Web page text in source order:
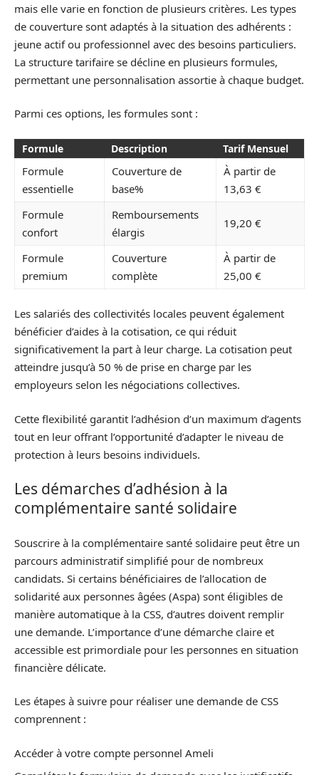
mais elle varie en fonction de plusieurs critères. Les types
de couverture sont adaptés à la situation des adhérents :
jeune actif ou professionnel avec des besoins particuliers.
La structure tarifaire se décline en plusieurs formules,
permettant une personnalisation assortie à chaque budget.
Parmi ces options, les formules sont :
Formule Description Tarif Mensuel
Formule
essentielle
Couverture de
base%
À partir de
13,63 €
Formule
confort
Remboursements
élargis
19,20 €
Formule
premium
Couverture
complète
À partir de
25,00 €
Les salariés des collectivités locales peuvent également
bénéficier d’aides à la cotisation, ce qui réduit
significativement la part à leur charge. La cotisation peut
atteindre jusqu’à 50 % de prise en charge par les
employeurs selon les négociations collectives.
Cette flexibilité garantit l’adhésion d’un maximum d’agents
tout en leur offrant l’opportunité d’adapter le niveau de
protection à leurs besoins individuels.
Les démarches d’adhésion à la
complémentaire santé solidaire
Souscrire à la complémentaire santé solidaire peut être un
parcours administratif simplifié pour de nombreux
candidats. Si certains bénéficiaires de l’allocation de
solidarité aux personnes âgées (Aspa) sont éligibles de
manière automatique à la CSS, d’autres doivent remplir
une demande. L’importance d’une démarche claire et
accessible est primordiale pour les personnes en situation
financière délicate.
Les étapes à suivre pour réaliser une demande de CSS
comprennent :
Accéder à votre compte personnel Ameli